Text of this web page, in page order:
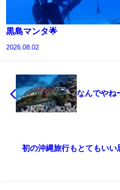
黒島マンタ🌟
2026.08.02
なんでやね
初の沖縄旅行もとてもいい